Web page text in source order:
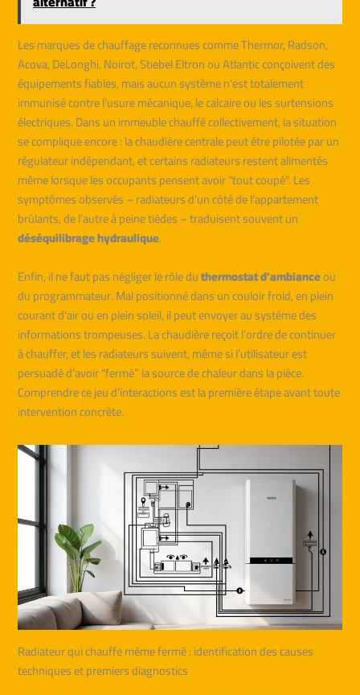
Les marques de chauffage reconnues comme Thermor, Radson,
Acova, DeLonghi, Noirot, Stiebel Eltron ou Atlantic conçoivent des
équipements fiables, mais aucun système n’est totalement
immunisé contre l’usure mécanique, le calcaire ou les surtensions
électriques. Dans un immeuble chauffé collectivement, la situation
se complique encore : la chaudière centrale peut être pilotée par un
régulateur indépendant, et certains radiateurs restent alimentés
même lorsque les occupants pensent avoir “tout coupé”. Les
symptômes observés – radiateurs d’un côté de l’appartement
brûlants, de l’autre à peine tièdes – traduisent souvent un
déséquilibrage hydraulique.
Enfin, il ne faut pas négliger le rôle duthermostat d’ambianceou
du programmateur. Mal positionné dans un couloir froid, en plein
courant d’air ou en plein soleil, il peut envoyer au système des
informations trompeuses. La chaudière reçoit l’ordre de continuer
à chauffer, et les radiateurs suivent, même si l’utilisateur est
persuadé d’avoir “fermé” la source de chaleur dans la pièce.
Comprendre ce jeu d’interactions est la première étape avant toute
intervention concrète.
Radiateur qui chauffe même fermé : identification des causes
techniques et premiers diagnostics